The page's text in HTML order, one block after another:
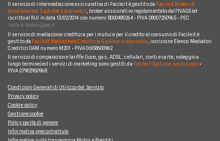
Mappa del sito
CheBanca!
Credem
Banche e finanziarie
Il servizio di intermediazione assicurativa di Facile.it è gestito da Facile.it Broker di
assicurazioni S.p.A. con socio unico, broker assicurativo regolamentato dall'IVASS ed
iscritto al RUI in data 13/02/2014 con numero B000480264 • P.IVA 08007250965 • PEC
Il servizio di mediazione creditizia per i mutui e per il credito al consumo di Facile.it è
gestito da Facile.it Mediazione Creditizia S.p.A. con socio unico , iscrizione Elenco Mediatori
Creditizi OAM numero M201 • P.IVA 06158600962
Il servizio di comparazione tariffe (luce, gas, ADSL, cellulari, conti e carte, noleggio a
lungo termine) ed i servizi di marketing sono gestiti da Facile.it S.p.A. con socio unico•
P.IVA 07902950968
Condizioni Generali di Utilizzo del Servizio
Privacy policy
Cookie policy
Gestione cookie
Policy parità di genere
Informativa precontrattule